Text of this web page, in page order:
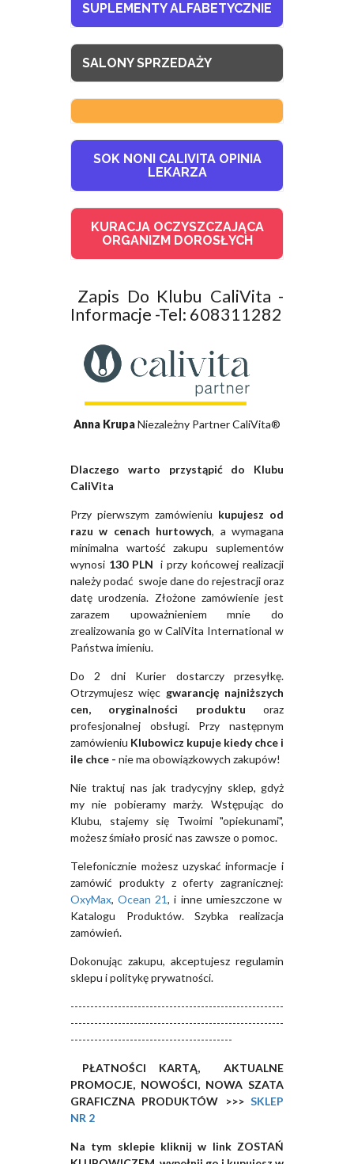
SUPLEMENTY ALFABETYCZNIE
SALONY SPRZEDAŻY
SOK NONI CALIVITA OPINIA
LEKARZA
KURACJA OCZYSZCZAJĄCA
ORGANIZM DOROSŁYCH
Zapis Do Klubu CaliVita -
Informacje -Tel: 608311282
Anna KrupaNiezależny Partner CaliVita®
Dlaczego warto przystąpić do Klubu
CaliVita
Przy pierwszym zamówieniu kupujesz od
razu w cenach hurtowych, a wymagana
minimalna wartość zakupu suplementów
wynosi 130 PLN i przy końcowej realizacji
należy podać swoje dane do rejestracji oraz
datę urodzenia. Złożone zamówienie jest
zarazem upoważnieniem mnie do
zrealizowania go w CaliVita International w
Państwa imieniu.
Do 2 dni Kurier dostarczy przesyłkę.
Otrzymujesz więc gwarancję najniższych
cen, oryginalności produktu oraz
profesjonalnej obsługi. Przy następnym
zamówieniu Klubowicz kupuje kiedy chce i
ile chce - nie ma obowiązkowych zakupów!
Nie traktuj nas jak tradycyjny sklep, gdyż
my nie pobieramy marży. Wstępując do
Klubu, stajemy się Twoimi "opiekunami",
możesz śmiało prosić nas zawsze o pomoc.
Telefonicznie możesz uzyskać informacje i
zamówić produkty z oferty zagranicznej:
OxyMax,Ocean 21, i inne umieszczone w
Katalogu Produktów. Szybka realizacja
zamówień.
Dokonując zakupu, akceptujesz regulamin
sklepu i politykę prywatności.
------------------------------------------------------
------------------------------------------------------
-----------------------------------------
PŁATNOŚCI KARTĄ, AKTUALNE
PROMOCJE, NOWOŚCI, NOWA SZATA
GRAFICZNA PRODUKTÓW >>>SKLEP
NR 2
Na tym sklepie kliknij w link ZOSTAŃ